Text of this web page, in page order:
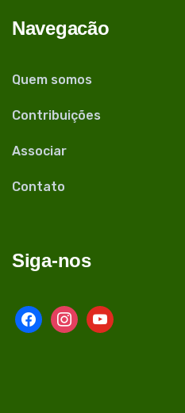
Navegacão
Quem somos
Contribuições
Associar
Contato
Siga-nos
facebookinstagram
youtube